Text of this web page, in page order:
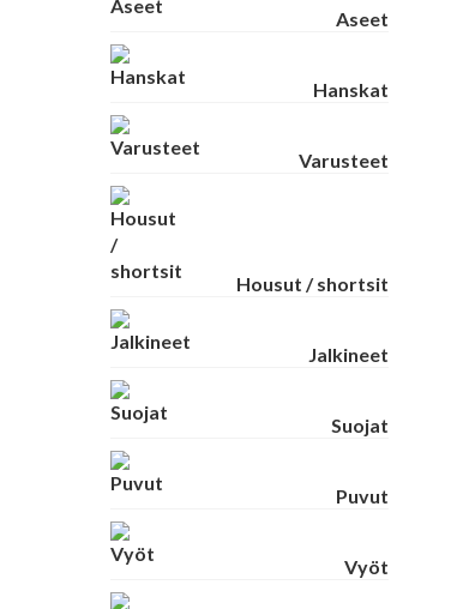
Aseet
Hanskat
Varusteet
Housut / shortsit
Jalkineet
Suojat
Puvut
Vyöt